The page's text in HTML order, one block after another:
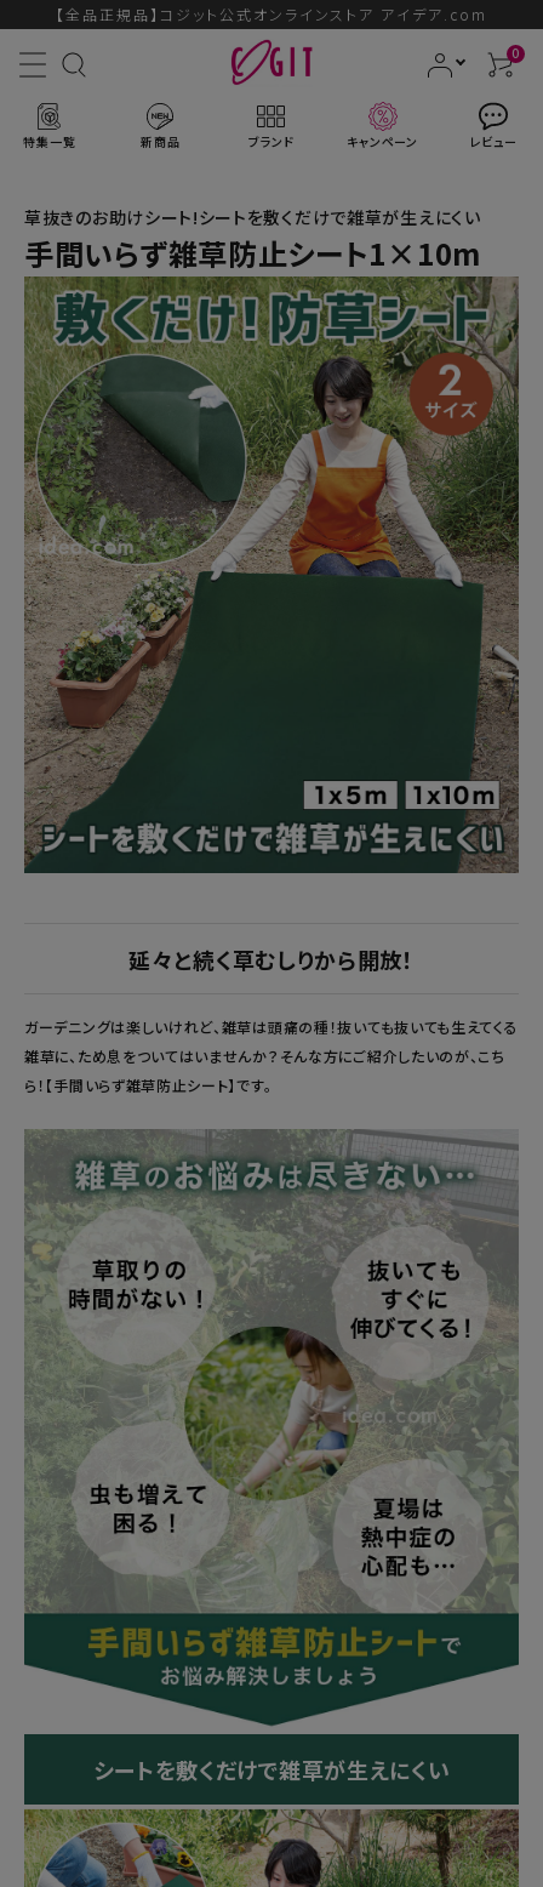
【全品正規品】コジット公式オンラインストア アイデア.com
0
特集一覧 新商品 ブランド キャンペーン レビュー
ACCOUNT MENU
ようこそ ゲスト 様
ログイン 会員登録
ブランドから探す
新商品
暑さ・紫外線対策グッズ
推し活グッズ
掃除グッズ
生活雑貨
ビューティー
アウトドア・トラベル
インテリア
健康
カテゴリ一覧
お悩み解決コラム
INFORMATION
ご利用ガイド
プライバシーポリシー
特定商取引法について
会社概要
お問い合わせ
草抜きのお助けシート!シートを敷くだけで雑草が生えにくい
手間いらず雑草防止シート1×10m
延々と続く草むしりから開放！
ガーデニングは楽しいけれど、雑草は頭痛の種！抜いても抜いても生えてくる
雑草に、ため息をついてはいませんか？そんな方にご紹介したいのが、こち
ら！【手間いらず雑草防止シート】です。
シートを敷くだけで雑草が生えにくい